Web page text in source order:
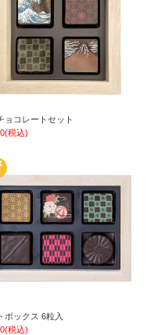
ョコレートセット
(税込)
ボックス 6粒入
(税込)